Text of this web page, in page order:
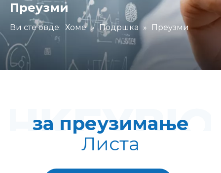
Преузми
Ви сте овде: Хоме » Подршка » Преузми
за преузимање
Листа